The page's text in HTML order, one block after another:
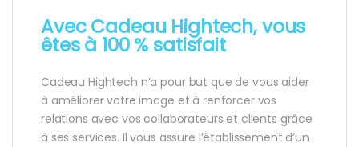
Avec Cadeau Hightech, vous
êtes à 100 % satisfait
Cadeau Hightech n’a pour but que de vous aider
à améliorer votre image et à renforcer vos
relations avec vos collaborateurs et clients grâce
à ses services. Il vous assure l’établissement d’un